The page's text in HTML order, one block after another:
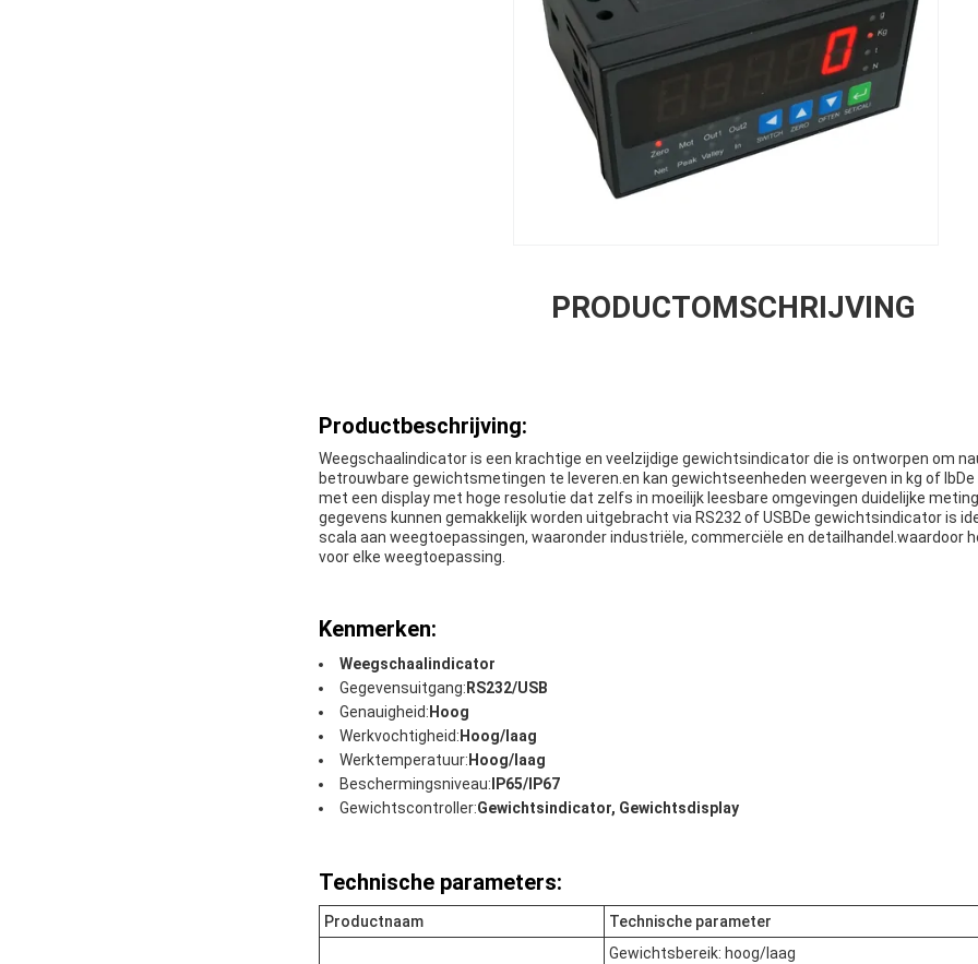
PRODUCTOMSCHRIJVING
Productbeschrijving:
Weegschaalindicator is een krachtige en veelzijdige gewichtsindicator die is ontworpen om
betrouwbare gewichtsmetingen te leveren.en kan gewichtseenheden weergeven in kg of
met een display met hoge resolutie dat zelfs in moeilijk leesbare omgevingen duidelijke
gegevens kunnen gemakkelijk worden uitgebracht via RS232 of USBDe gewichtsindicator is
scala aan weegtoepassingen, waaronder industriële, commerciële en detailhandel.waardoor
voor elke weegtoepassing.
Kenmerken:
Weegschaalindicator
Gegevensuitgang:RS232/USB
Genauigheid:Hoog
Werkvochtigheid:Hoog/laag
Werktemperatuur:Hoog/laag
Beschermingsniveau:IP65/IP67
Gewichtscontroller:Gewichtsindicator, Gewichtsdisplay
Technische parameters:
Productnaam Technische parameter
Gewichtsbereik: hoog/laag